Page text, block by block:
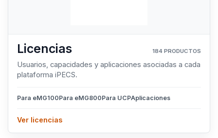
Licencias 184 PRODUCTOS
Usuarios, capacidades y aplicaciones asociadas a cada
plataforma iPECS.
Para eMG100Para eMG800Para UCPAplicaciones
Ver licencias